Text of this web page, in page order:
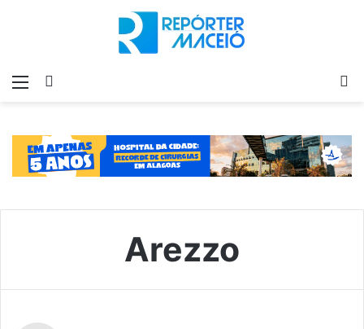
Menu
Arezzo